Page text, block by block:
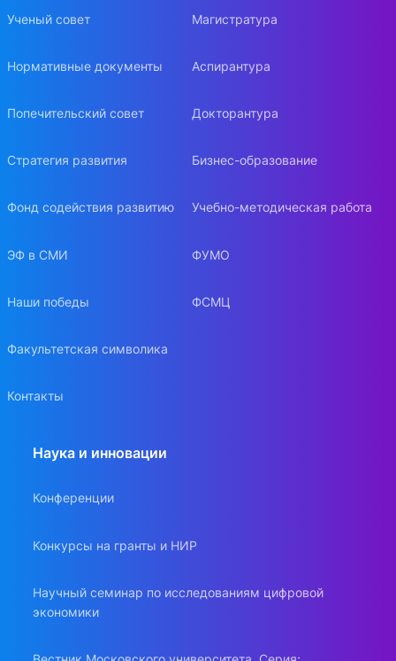
Ученый совет
Нормативные документы
Попечительский совет
Стратегия развития
Фонд содействия развитию
ЭФ в СМИ
Наши победы
Факультетская символика
Контакты
Магистратура
Аспирантура
Докторантура
Бизнес-образование
Учебно-методическая работа
ФУМО
ФСМЦ
Наука и инновации
Конференции
Конкурсы на гранты и НИР
Научный семинар по исследованиям цифровой
экономики